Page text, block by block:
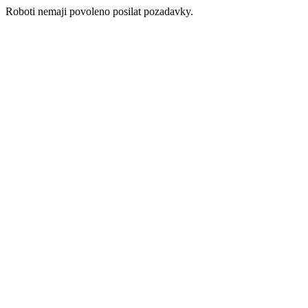
Roboti nemaji povoleno posilat pozadavky.